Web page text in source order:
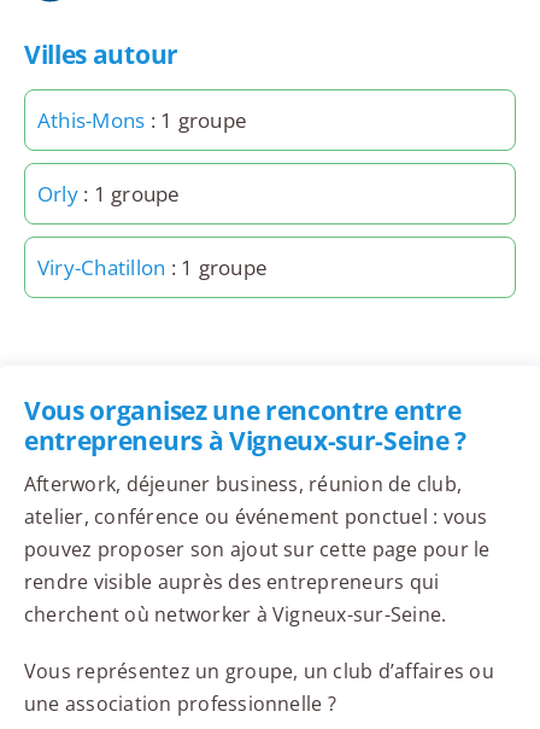
Villes autour
Athis-Mons : 1 groupe
Orly: 1 groupe
Viry-Chatillon : 1 groupe
Vous organisez une rencontre entre
entrepreneurs à Vigneux-sur-Seine ?
Afterwork, déjeuner business, réunion de club,
atelier, conférence ou événement ponctuel : vous
pouvez proposer son ajout sur cette page pour le
rendre visible auprès des entrepreneurs qui
cherchent où networker à Vigneux-sur-Seine.
Vous représentez un groupe, un club d’affaires ou
une association professionnelle ?